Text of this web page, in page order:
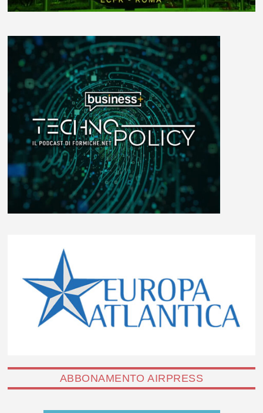
ABBONAMENTO AIRPRESS